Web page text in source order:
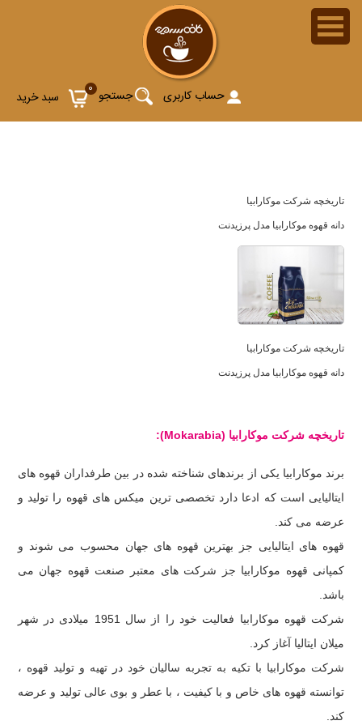
0 سبد خرید جستجو حساب کاربری
دانه قهوه موکارابیا پرزیدنت (Caffe Mokarabia President)
تاریخچه شرکت موکارابیا
دانه قهوه موکارابیا مدل پرزیدنت
تاریخچه شرکت موکارابیا
دانه قهوه موکارابیا مدل پرزیدنت
تاریخچه شرکت موکارابیا (Mokarabia
):
برند موکارابیا یکی از برندهای شناخته شده در بین طرفداران قهوه های
ایتالیایی است که ادعا دارد تخصصی ترین میکس های قهوه را تولید و
عرضه می کند.
قهوه های ایتالیایی جز بهترین قهوه های جهان محسوب می شوند و
کمپانی قهوه موکارابیا جز شرکت های معتبر صنعت قهوه جهان می
باشد.
شرکت قهوه موکارابیا فعالیت خود را از سال 1951 میلادی در شهر
میلان ایتالیا آغاز کرد.
شرکت موکارابیا با تکیه به تجربه سالیان خود در تهیه و تولید قهوه ،
توانسته قهوه های خاص و با کیفیت ، با عطر و بوی عالی تولید و عرضه
کند.